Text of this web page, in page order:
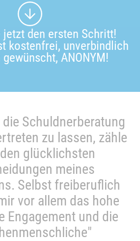
jetzt den ersten Schritt!
kostenfrei, unverbindlich
ANONYM!
Schuldnerberatung
zu lassen, zähle
glücklichsten
meines
Selbst freiberuflich
vor allem das hohe
Engagement und die